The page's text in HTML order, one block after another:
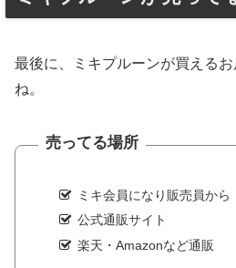
最後に、ミキプルーンが買える
ね。
売ってる場所
ミキ会員になり販売員から
公式通販サイト
楽天・Amazonなど通販